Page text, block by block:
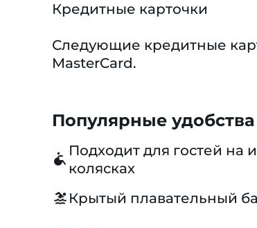
Кредитные карточки
Следующие кредитные
MasterCard.
Популярные
Подходит для гостей на
колясках
Крытый плавательный